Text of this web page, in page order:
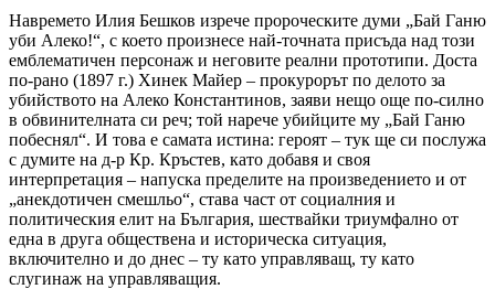
Навремето Илия Бешков изрече пророческите думи „Бай Ганю
уби Алеко!“, с което произнесе най-точната присъда над този
емблематичен персонаж и неговите реални прототипи. Доста
по-рано (1897 г.) Хинек Майер – прокурорът по делото за
убийството на Алеко Константинов, заяви нещо още по-силно
в обвинителната си реч; той нарече убийците му „Бай Ганю
побеснял“. И това е самата истина: героят – тук ще си послужа
с думите на д-р Кр. Кръстев, като добавя и своя
интерпретация – напуска пределите на произведението и от
„анекдотичен смешльо“, става част от социалния и
политическия елит на България, шествайки триумфално от
една в друга обществена и историческа ситуация,
включително и до днес – ту като управляващ, ту като
слугинаж на управляващия.